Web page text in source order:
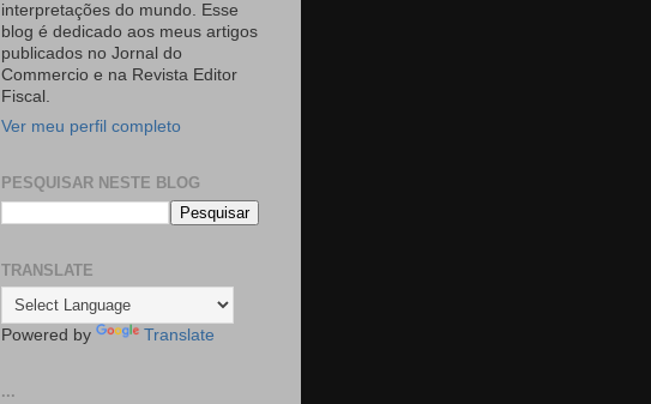
interpretações do mundo. Esse
blog é dedicado aos meus artigos
publicados no Jornal do
Commercio e na Revista Editor
Fiscal.
Ver meu perfil completo
PESQUISAR NESTE BLOG
TRANSLATE
Powered by Translate
...